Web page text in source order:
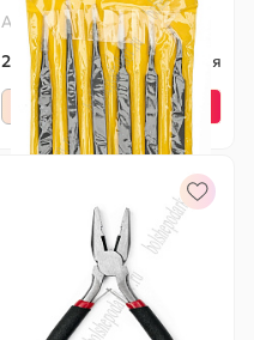
Артикул: 140-598
295 ₽
Оптовая
+